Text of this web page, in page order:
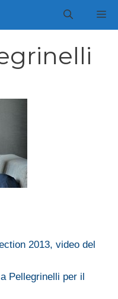
2013, video del
Pellegrinelli per il